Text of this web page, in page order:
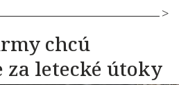
chcú
za letecké útoky